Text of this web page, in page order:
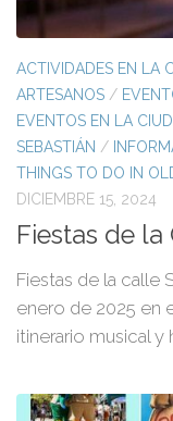
ACTIVIDADES EN LA
ARTESANOS /
EVENTOS EN LA
SEBASTIÁN /
THINGS TO DO IN
DICIEMBRE 15, 2024
Fiestas de la
Fiestas de la calle
enero de 2025 en
itinerario musical y